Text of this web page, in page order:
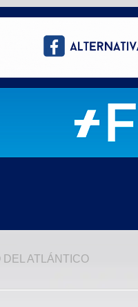
ATLÁNTICO